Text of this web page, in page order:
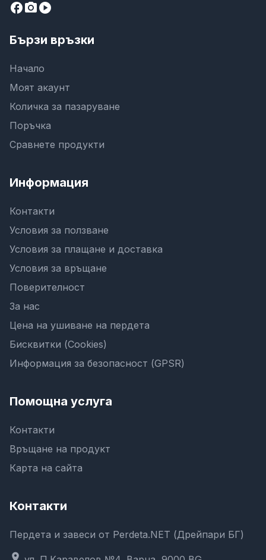
facebookcamera_altplay_circle
Бързи връзки
Начало
Моят акаунт
Количка за пазаруване
Поръчка
Сравнете продукти
Информация
Контакти
Условия за ползване
Условия за плащане и доставка
Условия за връщане
Поверителност
За нас
Цена на ушиване на пердета
Бисквитки (Cookies)
Информация за безопасност (GPSR)
Помощна услуга
Контакти
Връщане на продукт
Карта на сайта
Контакти
Пердета и завеси от Perdeta.NET (Дрейпари БГ)
location_on